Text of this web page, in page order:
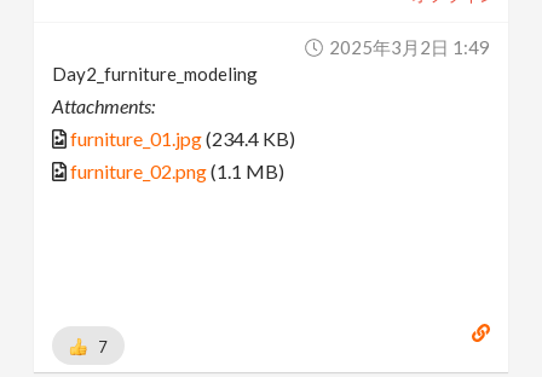
2025年3月2日 1:49
Day2_furniture_modeling
Attachments:
furniture_01.jpg(234.4 KB)
furniture_02.png(1.1 MB)
7